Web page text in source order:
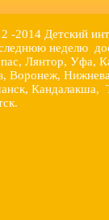
-2014 Детский
неделю
Лянтор, Уфа,
Воронеж,
Кандалакша,